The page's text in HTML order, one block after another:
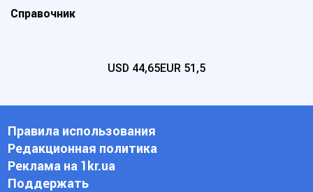
Справочник
USD 44,65EUR 51,5
Правила использования
Редакционная политика
Реклама на 1kr.ua
Поддержать